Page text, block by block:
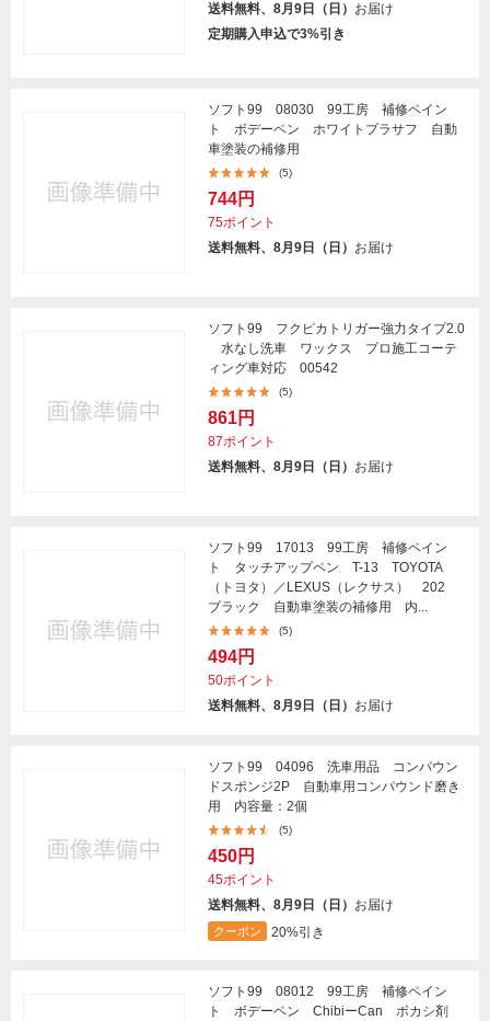
送料無料、8月9日（日） お届け
定期購入申込で3%引き
ソフト99 08030 99工房 補修ペイン
ト ボデーペン ホワイトプラサフ 自動
車塗装の補修用
(5)
744円
75ポイント
送料無料、8月9日（日） お届け
ソフト99 フクピカトリガー強力タイプ2.0
水なし洗車 ワックス プロ施工コーテ
ィング車対応 00542
(5)
861円
87ポイント
送料無料、8月9日（日） お届け
ソフト99 17013 99工房 補修ペイン
ト タッチアップペン T-13 TOYOTA
（トヨタ）／LEXUS（レクサス） 202
ブラック 自動車塗装の補修用 内...
(5)
494円
50ポイント
送料無料、8月9日（日） お届け
ソフト99 04096 洗車用品 コンパウン
ドスポンジ2P 自動車用コンパウンド磨き
用 内容量：2個
(5)
450円
45ポイント
送料無料、8月9日（日） お届け
クーポン 20%引き
ソフト99 08012 99工房 補修ペイン
ト ボデーペン ChibiーCan ボカシ剤